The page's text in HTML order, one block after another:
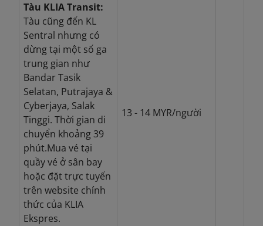
Tàu KLIA Transit:
Tàu cũng đến KL
Sentral nhưng có
dừng tại một số ga
trung gian như
Bandar Tasik
Selatan, Putrajaya &
Cyberjaya, Salak
Tinggi. Thời gian di
chuyển khoảng 39
phút.Mua vé tại
quầy vé ở sân bay
hoặc đặt trực tuyến
trên website chính
thức của KLIA
Ekspres.
13 - 14 MYR/người